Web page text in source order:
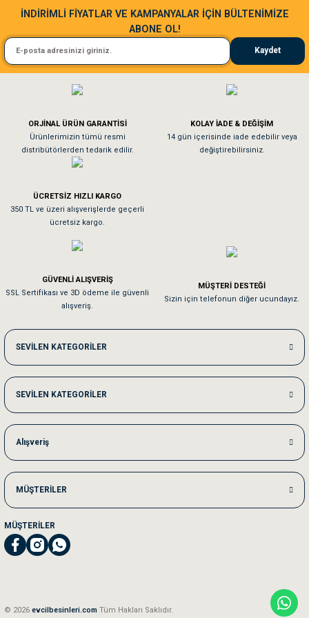
Gönder
Kedim taze mamaya bayıldı kargo fimrasın da bir sorun yaşadım ve arkadaşlar
El**** Ek******
Köpeğim bayıldı hediyeler için teşekkürler
As**** Tu******
Tavşanım kafesinin kalitesine ve paketlemesine bayıldım
Sa**** On******
Kedilerim beğeniyorlar. Memnunuz. Uygun fiyatta olması iyi.
Me***** Ya******
Akşam verdiğim sipariş bir sonraki gün elime ulaştı. Jack russell köpeğim
Ka***** Ar******
Ufak bir sorun harici sorun olmadı sağolsunlar onuda hemen çözdüler
İNDİRİMLİ FİYATLAR VE KAMPANYALAR İÇİN BÜLTENİMİZE
ABONE OL!
Kaydet
ORJİNAL ÜRÜN GARANTİSİ
Ürünlerimizin tümü resmi
distribütörlerden tedarik edilir.
KOLAY İADE & DEĞİŞİM
14 gün içerisinde iade edebilir veya
değiştirebilirsiniz.
ÜCRETSİZ HIZLI KARGO
350 TL ve üzeri alışverişlerde geçerli
ücretsiz kargo.
GÜVENLİ ALIŞVERİŞ
SSL Sertifikası ve 3D ödeme ile güvenli
alışveriş.
MÜŞTERİ DESTEĞİ
Sizin için telefonun diğer ucundayız.
SEVİLEN KATEGORİLER
SEVİLEN KATEGORİLER
Alışveriş
MÜŞTERİLER
MÜŞTERİLER
© 2026 evcilbesinleri.com Tüm Hakları Saklıdır.